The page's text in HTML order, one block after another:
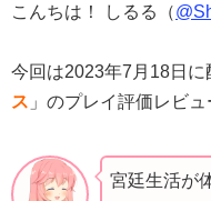
こんちは！ しるる（
今回は2023年7月18日に
ス 」のプレイ評価レビュ
宮廷生活が